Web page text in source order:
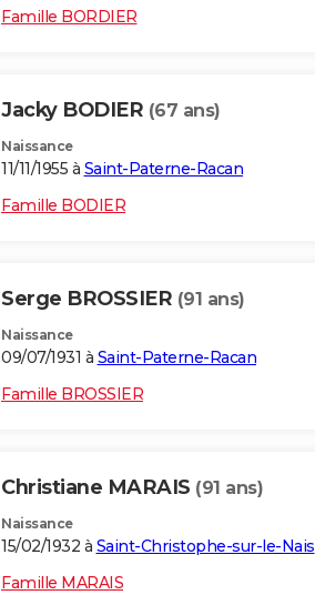
Famille BORDIER
Jacky BODIER (67 ans)
Naissance
11/11/1955 à Saint-Paterne-Racan
Famille BODIER
Serge BROSSIER (91 ans)
Naissance
09/07/1931 à Saint-Paterne-Racan
Famille BROSSIER
Christiane MARAIS (91 ans)
Naissance
15/02/1932 à Saint-Christophe-sur-le-Nais
Famille MARAIS